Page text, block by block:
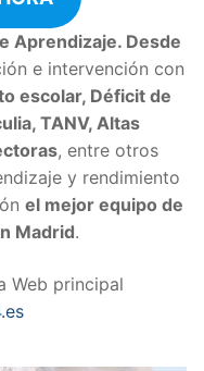
Aprendizaje. Desde
e intervención con
escolar, Déficit de
TANV, Altas
, entre otros
y rendimiento
el mejor equipo de
Madrid.
Web principal